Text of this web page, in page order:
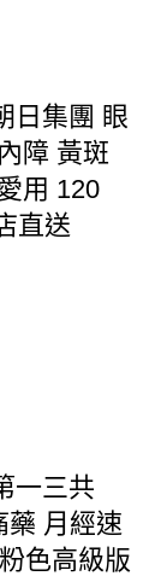
日集團 眼
障 黃斑
用 120
直送
一三共
藥 月經速
色高級版